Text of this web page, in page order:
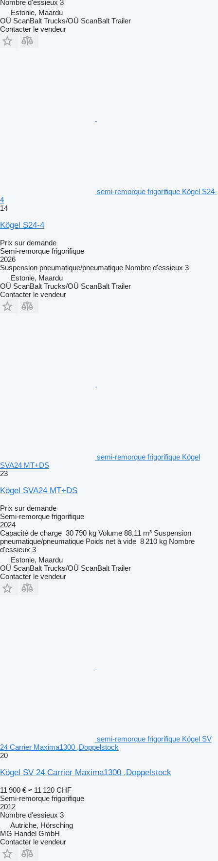
Nombre d'essieux 3
Estonie, Maardu
OÜ ScanBalt Trucks/OÜ ScanBalt Trailer
Contacter le vendeur
semi-remorque frigorifique Kögel S24-
4
14
Kögel S24-4
Prix sur demande
Semi-remorque frigorifique
2026
Suspension pneumatique/pneumatique Nombre d'essieux 3
Estonie, Maardu
OÜ ScanBalt Trucks/OÜ ScanBalt Trailer
Contacter le vendeur
semi-remorque frigorifique Kögel
SVA24 MT+DS
23
Kögel SVA24 MT+DS
Prix sur demande
Semi-remorque frigorifique
2024
Capacité de charge 30 790 kg Volume 88,11 m³ Suspension
pneumatique/pneumatique Poids net à vide 8 210 kg Nombre
d'essieux 3
Estonie, Maardu
OÜ ScanBalt Trucks/OÜ ScanBalt Trailer
Contacter le vendeur
semi-remorque frigorifique Kögel SV
24 Carrier Maxima1300 ,Doppelstock
20
Kögel SV 24 Carrier Maxima1300 ,Doppelstock
11 900 € ≈ 11 120 CHF
Semi-remorque frigorifique
2012
Nombre d'essieux 3
Autriche, Hörsching
MG Handel GmbH
Contacter le vendeur